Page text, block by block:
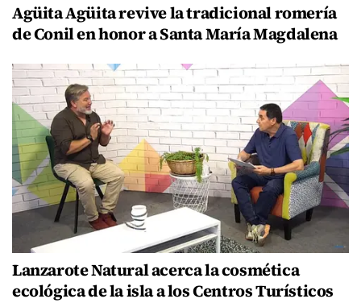
Agüita Agüita revive la tradicional romería
de Conil en honor a Santa María Magdalena
Lanzarote Natural acerca la cosmética
ecológica de la isla a los Centros Turísticos